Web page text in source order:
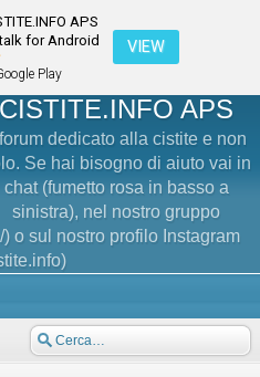
APS
for Android
Play
VIEW
CISTITE.INFO APS
forum dedicato alla cistite e non
Se hai bisogno di aiuto vai in
chat (fumetto rosa in basso a
sinistra), nel nostro gruppo
o sul nostro profilo Instagram